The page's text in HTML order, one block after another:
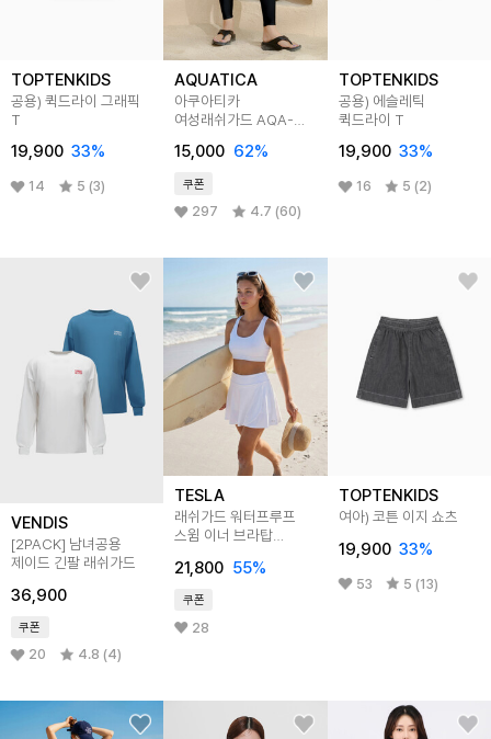
TOPTENKIDS
공용) 퀵드라이 그래픽
T
19,900 33%
14 5 (3)
AQUATICA
아쿠아티카
여성래쉬가드 AQA-WL
15,000 62%
쿠폰
297 4.7 (60)
TOPTENKIDS
공용) 에슬레틱
퀵드라이 T
19,900 33%
16 5 (2)
VENDIS
[2PACK] 남녀공용
제이드 긴팔 래쉬가드
36,900
쿠폰
20 4.8 (4)
TESLA
래쉬가드 워터프루프
스윔 이너 브라탑
21,800 55%
쿠폰
28
TOPTENKIDS
여아) 코튼 이지 쇼츠
19,900 33%
53 5 (13)